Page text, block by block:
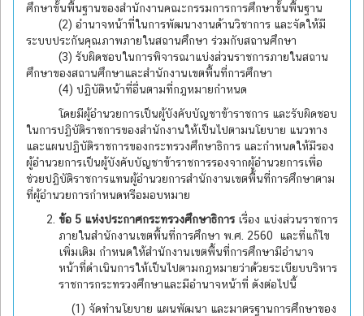
ศึกษาขั้นพื้นฐานของสำนักงานคณะกรรมการการศึกษาขั้นพื้นฐาน
(2) อำนาจหน้าที่ในการพัฒนางานด้านวิชาการ และจัดให้มี
ระบบประกันคุณภาพภายในสถานศึกษา ร่วมกับสถานศึกษา
(3) รับผิดชอบในการพิจารณาแบ่งส่วนราชการภายในสถาน
ศึกษาของสถานศึกษาและสำนักงานเขตพื้นที่การศึกษา
(4) ปฏิบัติหน้าที่อื่นตามที่กฎหมายกำหนด
โดยมีผู้อำนวยการเป็นผู้บังคับบัญชาข้าราชการ และรับผิดชอบ
ในการปฏิบัติราชการของสำนักงานให้เป็นไปตามนโยบาย แนวทาง
และแผนปฏิบัติราชการของกระทรวงศึกษาธิการ และกำหนดให้มีรอง
ผู้อำนวยการเป็นผู้บังคับบัญชาข้าราชการรองจากผู้อำนวยการเพื่อ
ช่วยปฏิบัติราชการแทนผู้อำนวยการสำนักงานเขตพื้นที่การศึกษาตาม
ที่ผู้อำนวยการกำหนดหรือมอบหมาย
ข้อ 5 แห่งประกาศกระทรวงศึกษาธิการ เรื่อง แบ่งส่วนราชการ
ภายในสำนักงานเขตพื้นที่การศึกษา พ.ศ. 2560 และที่แก้ไข
เพิ่มเติม กำหนดให้สำนักงานเขตพื้นที่การศึกษามีอำนาจ
หน้าที่ดำเนินการให้เป็นไปตามกฎหมายว่าด้วยระเบียบบริหาร
ราชการกระทรวงศึกษาและมีอำนาจหน้าที่ ดังต่อไปนี้
(1) จัดทำนโยบาย แผนพัฒนา และมาตรฐานการศึกษาของ